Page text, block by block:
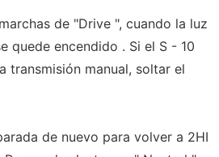
de "Drive ", cuando la luz
quede encendido . Si el S - 10
transmisión manual, soltar el
de nuevo para volver a 2HI